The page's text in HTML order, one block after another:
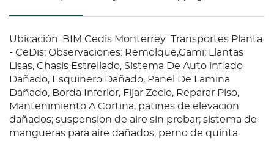
Ubicación: BIM Cedis Monterrey Transportes Planta
- CeDis; Observaciones: Remolque,Gami; Llantas
Lisas, Chasis Estrellado, Sistema De Auto inflado
Dañado, Esquinero Dañado, Panel De Lamina
Dañado, Borda Inferior, Fijar Zoclo, Reparar Piso,
Mantenimiento A Cortina; patines de elevacion
dañados; suspension de aire sin probar; sistema de
mangueras para aire dañados; perno de quinta